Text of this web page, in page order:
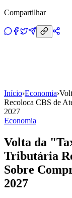
Compartilhar
Início›Economia›
Recoloca CBS de
2027
Economia
Volta da
Tributária
Sobre
2027